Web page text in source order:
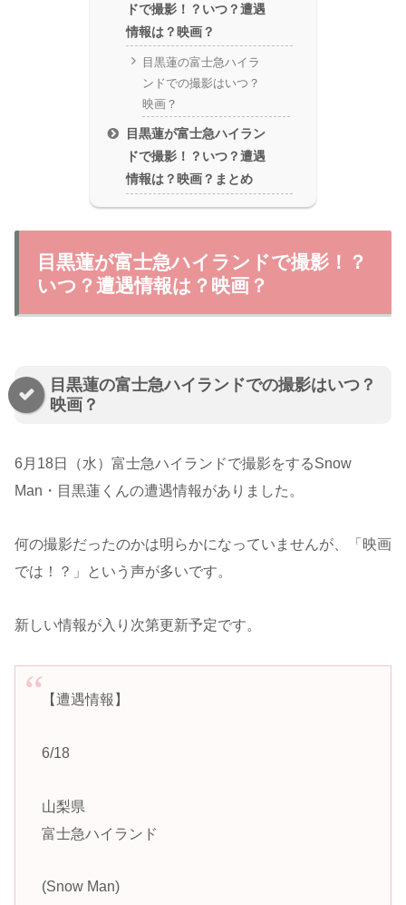
ドで撮影！？いつ？遭遇
情報は？映画？
目黒蓮の富士急ハイラ
ンドでの撮影はいつ？
映画？
目黒蓮が富士急ハイラン
ドで撮影！？いつ？遭遇
情報は？映画？まとめ
目黒蓮が富士急ハイランドで撮影！？
いつ？遭遇情報は？映画？
目黒蓮の富士急ハイランドでの撮影はいつ？
映画？
6月18日（水）富士急ハイランドで撮影をするSnow
Man・目黒蓮くんの遭遇情報がありました。
何の撮影だったのかは明らかになっていませんが、「映画
では！？」という声が多いです。
新しい情報が入り次第更新予定です。
【遭遇情報】
6/18
山梨県
富士急ハイランド
(Snow Man)